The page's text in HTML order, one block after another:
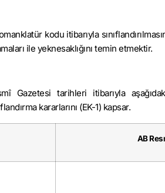
kodu itibarıyla
ile yeknesaklığını temin etmektir.
Gazetesi tarihleri itibarıyla
kararlarını (EK-1) kapsar.
AB